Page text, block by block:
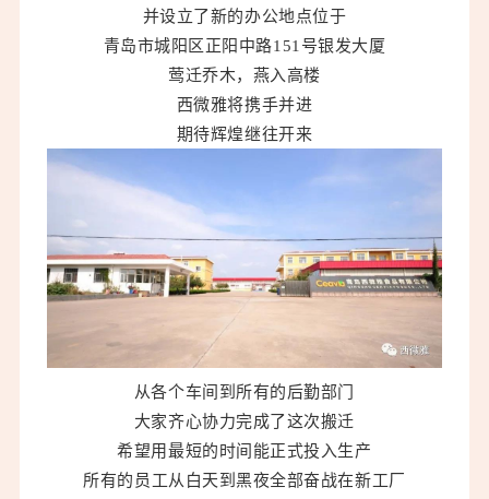
并设立了新的办公地点位于
青岛市城阳区正阳中路151号银发大厦
莺迁乔木，燕入高楼
西微雅将携手并进
期待辉煌继往开来
从各个车间到所有的后勤部门
大家齐心协力完成了这次搬迁
希望用最短的时间能正式投入生产
所有的员工从白天到黑夜全部奋战在新工厂